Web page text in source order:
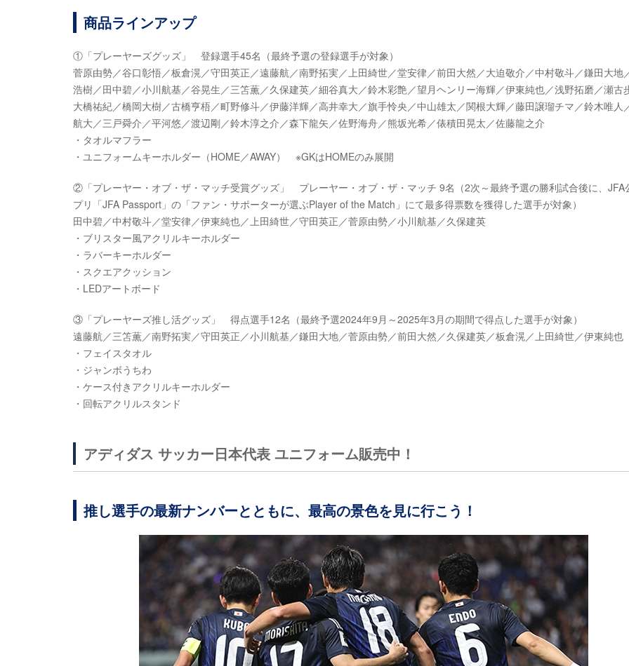
商品ラインアップ
①「プレーヤーズグッズ」 登録選手45名（最終予選の登録選手が対象）
菅原由勢／谷口彰悟／板倉滉／守田英正／遠藤航／南野拓実／上田綺世／堂安律／前田大然／大迫敬介／中村敬斗／鎌田大地
浩樹／田中碧／小川航基／谷晃生／三笘薫／久保建英／細谷真大／鈴木彩艶／望月ヘンリー海輝／伊東純也／浅野拓磨／瀬古
大橋祐紀／橋岡大樹／古橋亨梧／町野修斗／伊藤洋輝／高井幸大／旗手怜央／中山雄太／関根大輝／藤田譲瑠チマ／鈴木唯人
航大／三戸舜介／平河悠／渡辺剛／鈴木淳之介／森下龍矢／佐野海舟／熊坂光希／俵積田晃太／佐藤龍之介
・タオルマフラー
・ユニフォームキーホルダー（HOME／AWAY） ※GKはHOMEのみ展開
②「プレーヤー・オブ・ザ・マッチ受賞グッズ」 プレーヤー・オブ・ザ・マッチ 9名（2次～最終予選の勝利試合後に、JFA
プリ「JFA Passport」の「ファン・サポーターが選ぶPlayer of the Match」にて最多得票数を獲得した選手が対象）
田中碧／中村敬斗／堂安律／伊東純也／上田綺世／守田英正／菅原由勢／小川航基／久保建英
・ブリスター風アクリルキーホルダー
・ラバーキーホルダー
・スクエアクッション
・LEDアートボード
③「プレーヤーズ推し活グッズ」 得点選手12名（最終予選2024年9月～2025年3月の期間で得点した選手が対象）
遠藤航／三笘薫／南野拓実／守田英正／小川航基／鎌田大地／菅原由勢／前田大然／久保建英／板倉滉／上田綺世／伊東純也
・フェイスタオル
・ジャンボうちわ
・ケース付きアクリルキーホルダー
・回転アクリルスタンド
アディダス サッカー日本代表 ユニフォーム販売中！
推し選手の最新ナンバーとともに、最高の景色を見に行こう！